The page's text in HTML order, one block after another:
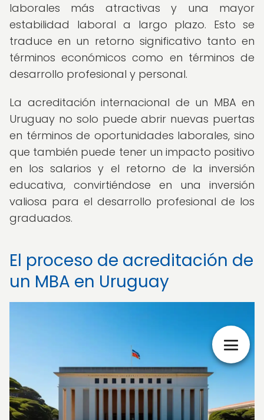
laborales más atractivas y una mayor
estabilidad laboral a largo plazo. Esto se
traduce en un retorno significativo tanto en
términos económicos como en términos de
desarrollo profesional y personal.
La acreditación internacional de un MBA en
Uruguay no solo puede abrir nuevas puertas
en términos de oportunidades laborales, sino
que también puede tener un impacto positivo
en los salarios y el retorno de la inversión
educativa, convirtiéndose en una inversión
valiosa para el desarrollo profesional de los
graduados.
El proceso de acreditación de
un MBA en Uruguay